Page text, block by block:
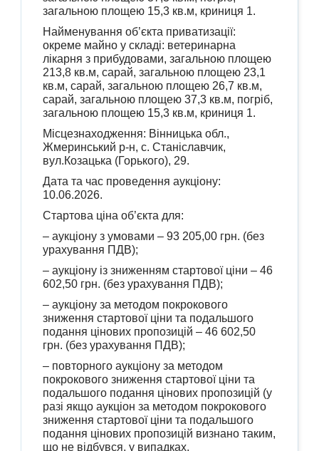
загальною площею 15,3 кв.м, криниця 1.
Найменування об’єкта приватизації:
окреме майно у складі: ветеринарна
лікарня з прибудовами, загальною площею
213,8 кв.м, сарай, загальною площею 23,1
кв.м, сарай, загальною площею 26,7 кв.м,
сарай, загальною площею 37,3 кв.м, погріб,
загальною площею 15,3 кв.м, криниця 1.
Місцезнаходження: Вінницька обл.,
Жмеринський р-н, с. Станіславчик,
вул.Козацька (Горького), 29.
Дата та час проведення аукціону:
10.06.2026.
Стартова ціна об’єкта для:
– аукціону з умовами – 93 205,00 грн. (без
урахування ПДВ);
– аукціону із зниженням стартової ціни – 46
602,50 грн. (без урахування ПДВ);
– аукціону за методом покрокового
зниження стартової ціни та подальшого
подання цінових пропозицій – 46 602,50
грн. (без урахування ПДВ);
– повторного аукціону за методом
покрокового зниження стартової ціни та
подальшого подання цінових пропозицій (у
разі якщо аукціон за методом покрокового
зниження стартової ціни та подальшого
подання цінових пропозицій визнано таким,
що не відбувся, у випадках,